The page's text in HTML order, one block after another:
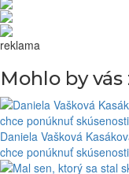
reklama
Mohlo by
Daniela Vašková
chce ponúknuť